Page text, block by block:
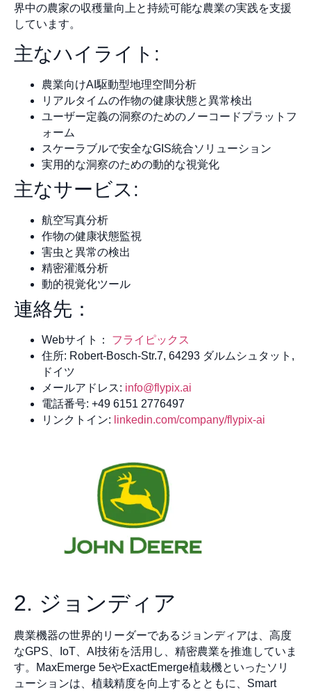
界中の農家の収穫量向上と持続可能な農業の実践を支援
しています。
主なハイライト:
農業向けAI駆動型地理空間分析
リアルタイムの作物の健康状態と異常検出
ユーザー定義の洞察のためのノーコードプラットフ
ォーム
スケーラブルで安全なGIS統合ソリューション
実用的な洞察のための動的な視覚化
主なサービス:
航空写真分析
作物の健康状態監視
害虫と異常の検出
精密灌漑分析
動的視覚化ツール
連絡先：
Webサイト： フライピックス
住所: Robert-Bosch-Str.7, 64293 ダルムシュタット,
ドイツ
メールアドレス: info@flypix.ai
電話番号: +49 6151 2776497
リンクトイン: linkedin.com/company/flypix-ai
2. ジョンディア
農業機器の世界的リーダーであるジョンディアは、高度
なGPS、IoT、AI技術を活用し、精密農業を推進していま
す。MaxEmerge 5eやExactEmerge植栽機といったソリ
ューションは、植栽精度を向上するとともに、Smart